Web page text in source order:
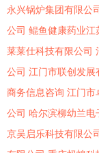
永兴锅炉集团有限公
公司 鲲鱼健康药业江
莱莱仕科技有限公司
公司 江门市联创发展
商务信息咨询 江门市
公司 哈尔滨柳幼兰电
京吴启乐科技有限公